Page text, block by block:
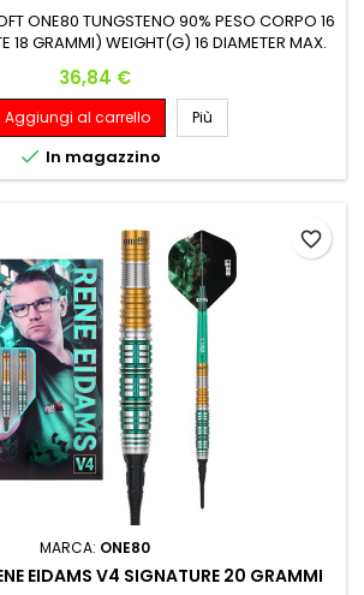
ONE80 TUNGSTENO 90% PESO CORPO 16
18 GRAMMI) WEIGHT(G) 16 DIAMETER MAX.
Prezzo
36,84 €
Aggiungi al carrello Più
 In magazzino
MARCA: ONE80
EIDAMS V4 SIGNATURE 20 GRAMMI
favorite_border